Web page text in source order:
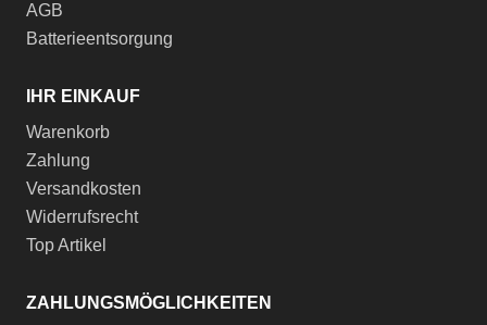
AGB
Batterieentsorgung
IHR EINKAUF
Warenkorb
Zahlung
Versandkosten
Widerrufsrecht
Top Artikel
ZAHLUNGSMÖGLICHKEITEN